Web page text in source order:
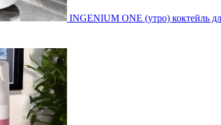
INGENIUM ONE (утро) коктейль